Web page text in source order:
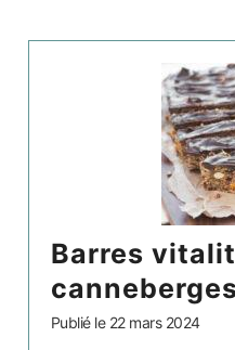
barres vitalité
Publié le 22 mars 2024